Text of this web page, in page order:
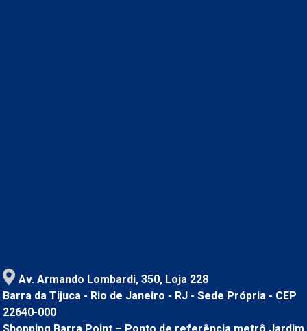
Av. Armando Lombardi, 350, Loja 228
Barra da Tijuca - Rio de Janeiro - RJ - Sede Própria - CEP
22640-000